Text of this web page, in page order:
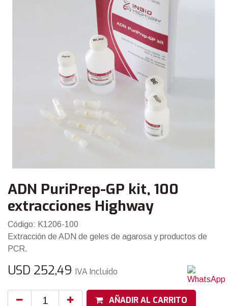
ADN PuriPrep-GP kit, 100
extracciones Highway
Código: K1206-100
Extracción de ADN de geles de agarosa y productos de
PCR.
USD 252,49 IVA Incluido
AÑADIR AL CARRITO